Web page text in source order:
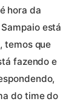
hora da
está
temos que
fazendo e
do time do